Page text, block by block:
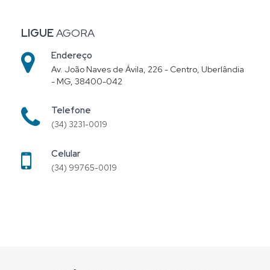
LIGUEAGORA
Endereço
Av. João Naves de Ávila, 226 - Centro, Uberlândia
- MG, 38400-042
Telefone
(34) 3231-0019
Celular
(34) 99765-0019